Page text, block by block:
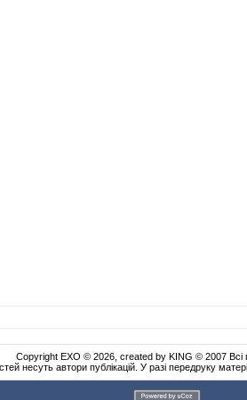
Copyright EXO © 2026, created by KING © 2007 Всі
несуть автори публікацій. У разі передруку